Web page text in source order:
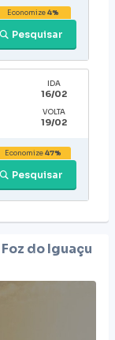
Pesquisar
Economize4%
IDA
16/02
VOLTA
19/02
Pesquisar
Economize47%
Foz do Iguaçu